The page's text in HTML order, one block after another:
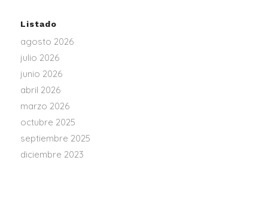
Listado
agosto 2026
julio 2026
junio 2026
abril 2026
marzo 2026
octubre 2025
septiembre 2025
diciembre 2023